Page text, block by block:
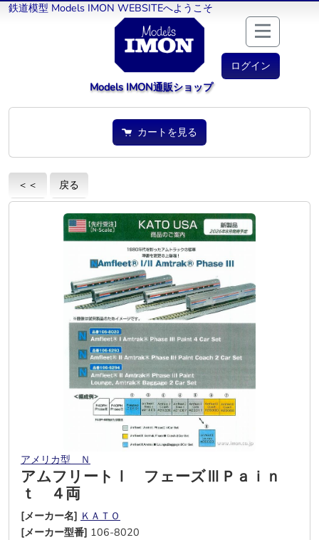
鉄道模型 Models IMON WEBSITEへようこそ
ログイン
Models IMON通販ショップ
カートを見る
＜＜ 戻る
アメリカ型 Ｎ
アムフリートⅠ フェーズⅢＰａｉｎ
ｔ ４両
[メーカー名] ＫＡＴＯ
[メーカー型番] 106-8020